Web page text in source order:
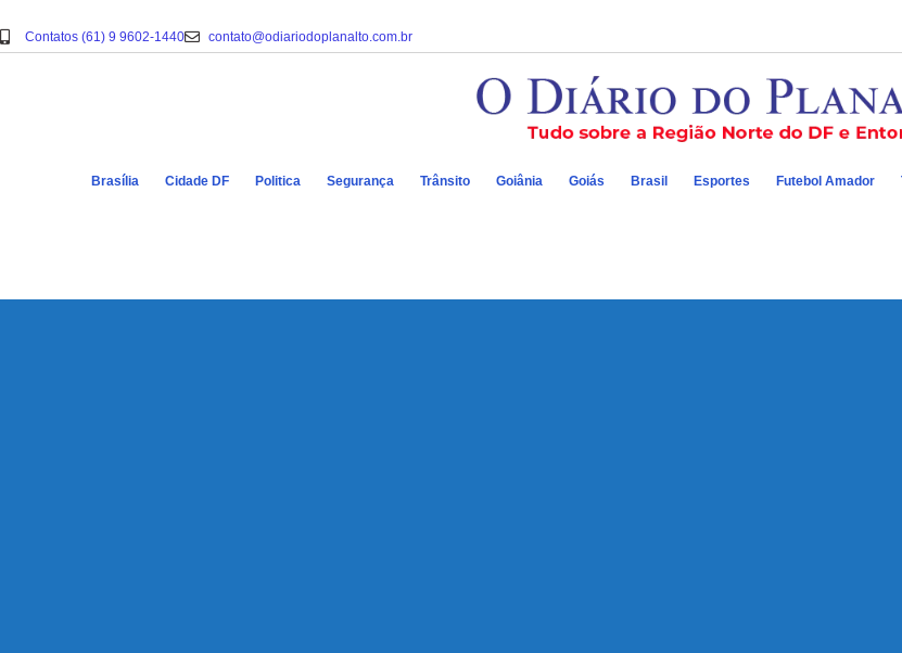
Contatos (61) 9 9602-1440 contato@odiariodoplanalto.com.br
Brasília Cidade DF Politica Segurança Trânsito Goiânia Goiás Brasil Esportes Futebol Amador